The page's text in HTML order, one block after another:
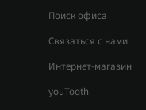
Поиск офиса
Связаться с нами
Интернет-магазин
youTooth